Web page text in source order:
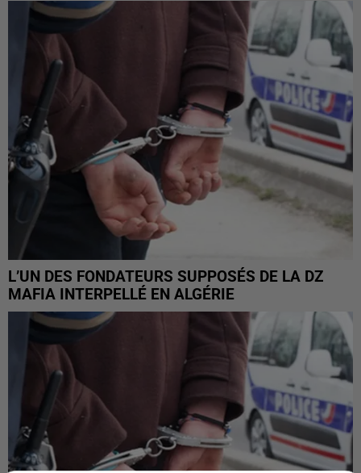
L’UN DES FONDATEURS SUPPOSÉS DE LA DZ
MAFIA INTERPELLÉ EN ALGÉRIE